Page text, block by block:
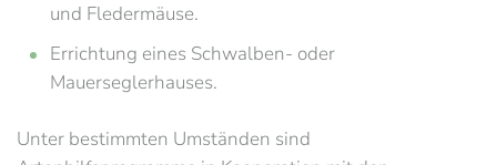
und Fledermäuse.
Errichtung eines Schwalben- oder
Mauerseglerhauses.
Unter bestimmten Umständen sind